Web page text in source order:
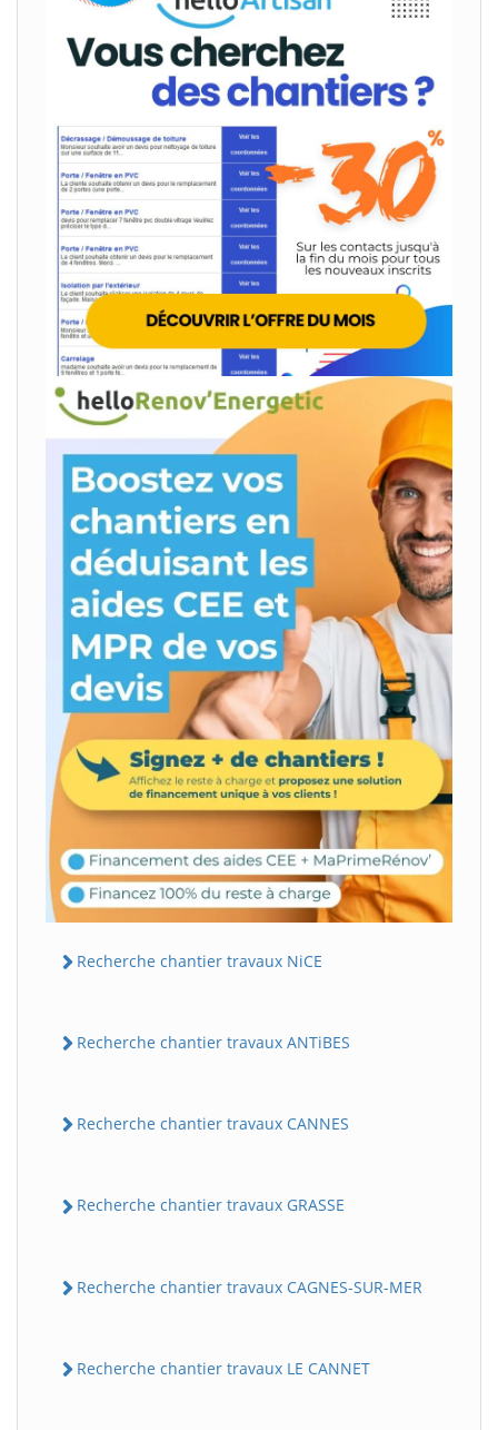
Recherche chantier travaux NiCE
Recherche chantier travaux ANTiBES
Recherche chantier travaux CANNES
Recherche chantier travaux GRASSE
Recherche chantier travaux CAGNES-SUR-MER
Recherche chantier travaux LE CANNET